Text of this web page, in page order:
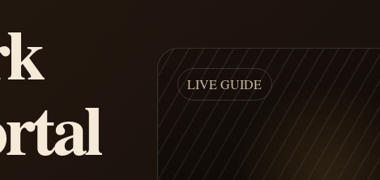
LIVE GUIDE